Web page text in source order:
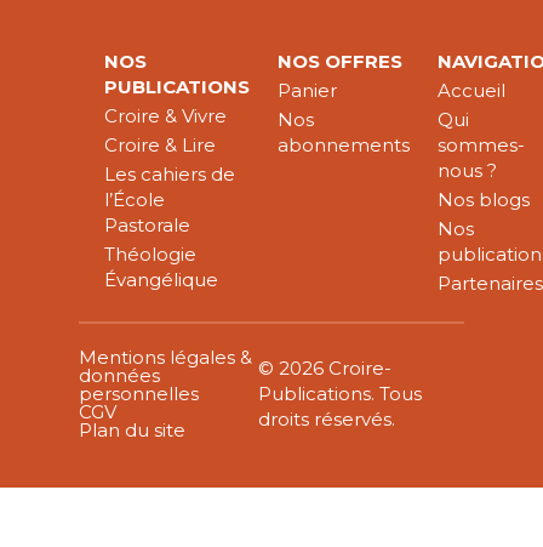
NOS
PUBLICATIONS
Croire & Vivre
Croire & Lire
Les cahiers de
l’École
Pastorale
Théologie
Évangélique
NOS OFFRES
Panier
Nos
abonnements
Accueil
Qui
sommes-
nous ?
Nos blogs
Nos
Partenaires
Mentions légales &
données
personnelles
CGV
Plan du site
© 2026 Croire-
Publications. Tous
droits réservés.